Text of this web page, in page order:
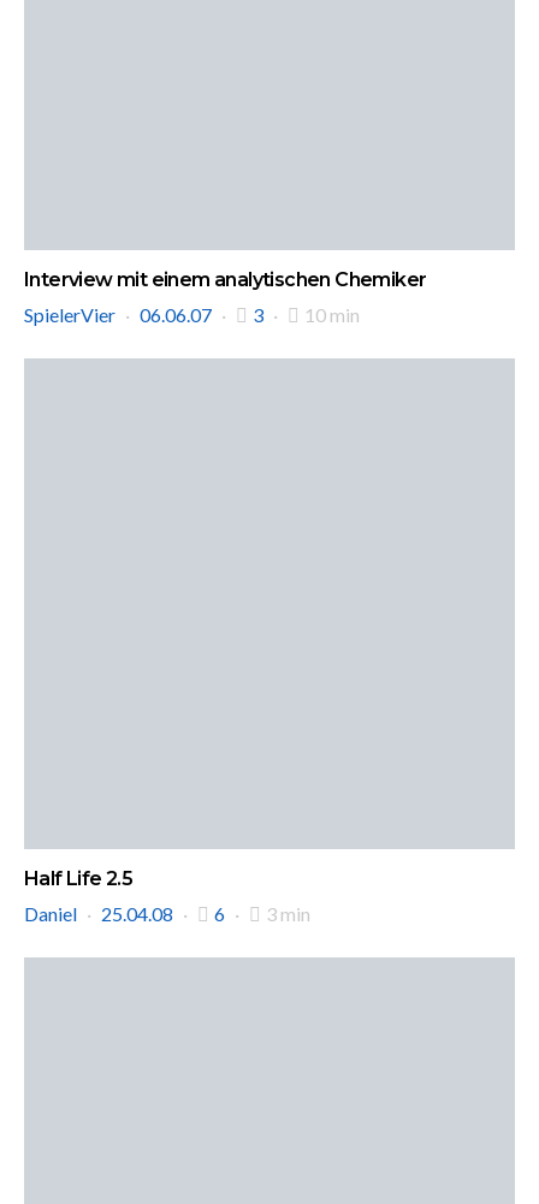
Interview mit einem analytischen Chemiker
SpielerVier
06.06.07 3 10 min
Half Life 2.5
Daniel
25.04.08 6 3 min